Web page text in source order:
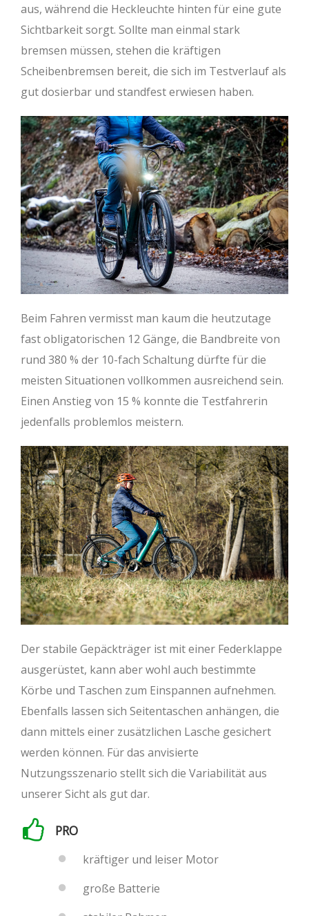
aus, während die Heckleuchte hinten für eine gute
Sichtbarkeit sorgt. Sollte man einmal stark
bremsen müssen, stehen die kräftigen
Scheibenbremsen bereit, die sich im Testverlauf als
gut dosierbar und standfest erwiesen haben.
Beim Fahren vermisst man kaum die heutzutage
fast obligatorischen 12 Gänge, die Bandbreite von
rund 380 % der 10-fach Schaltung dürfte für die
meisten Situationen vollkommen ausreichend sein.
Einen Anstieg von 15 % konnte die Testfahrerin
jedenfalls problemlos meistern.
Der stabile Gepäckträger ist mit einer Federklappe
ausgerüstet, kann aber wohl auch bestimmte
Körbe und Taschen zum Einspannen aufnehmen.
Ebenfalls lassen sich Seitentaschen anhängen, die
dann mittels einer zusätzlichen Lasche gesichert
werden können. Für das anvisierte
Nutzungsszenario stellt sich die Variabilität aus
unserer Sicht als gut dar.
PRO
kräftiger und leiser Motor
große Batterie